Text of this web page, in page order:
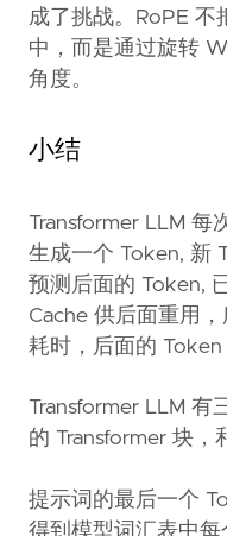
成了挑战。RoPE 不
中，而是通过旋转
角度。
小结
Transformer LLM 每
生成一个 Token, 新
预测后面的 Token,
Cache 供后面重用
耗时，后面的 Token
Transformer LLM 有
的 Transformer 块，
提示词的最后一个
得到模型词汇表中